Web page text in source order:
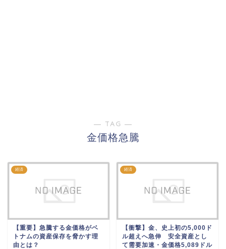
― TAG ―
金価格急騰
経済
【重要】急騰する金価格がベ
トナムの資産保存を脅かす理
由とは？
経済
【衝撃】金、史上初の5,000ド
ル超えへ急伸 安全資産とし
て需要加速・金価格5,089ドル